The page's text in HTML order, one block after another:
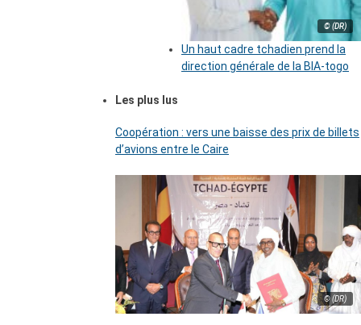
© (DR)
Un haut cadre tchadien prend la
direction générale de la BIA-togo
Les plus lus
Coopération : vers une baisse des prix de billets
d’avions entre le Caire
© (DR)